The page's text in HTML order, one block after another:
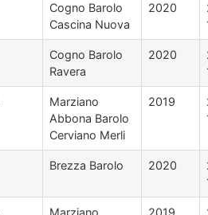
Cogno Barolo
Cascina Nuova
2020
Cogno Barolo
Ravera
2020
Marziano
Abbona Barolo
Cerviano Merli
2019
Brezza Barolo 2020